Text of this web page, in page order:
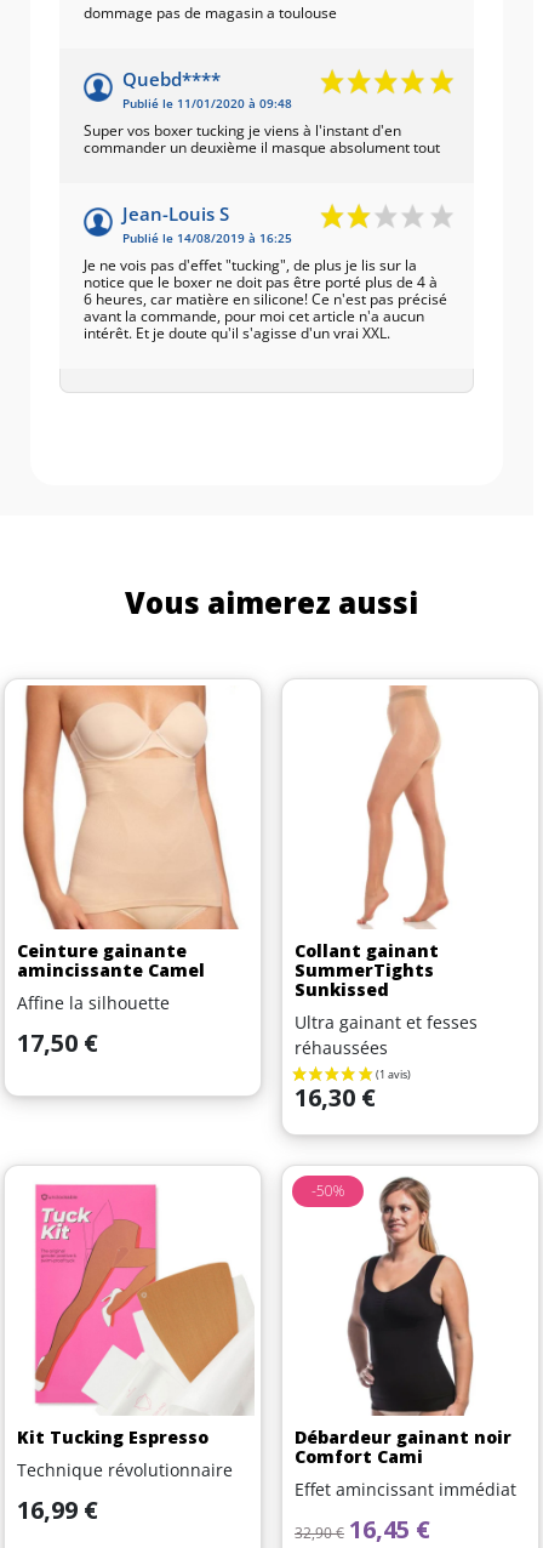
dommage pas de magasin a toulouse
Quebd****
Publié le 11/01/2020 à 09:48
Super vos boxer tucking je viens à l'instant d'en
commander un deuxième il masque absolument tout
Jean-Louis S
Publié le 14/08/2019 à 16:25
Je ne vois pas d'effet "tucking", de plus je lis sur la
notice que le boxer ne doit pas être porté plus de 4 à
6 heures, car matière en silicone! Ce n'est pas précisé
avant la commande, pour moi cet article n'a aucun
intérêt. Et je doute qu'il s'agisse d'un vrai XXL.
Vous aimerez aussi
Ceinture gainante
amincissante Camel
Affine la silhouette
Prix
17,50 €
Collant gainant
SummerTights
Sunkissed
Ultra gainant et fesses
réhaussées
Prix
16,30 €
Kit Tucking Espresso
Technique révolutionnaire
Prix
16,99 €
Débardeur gainant noir
Comfort Cami
Effet amincissant immédiat
Prix de base
32,90 € Prix
16,45 €
-50%